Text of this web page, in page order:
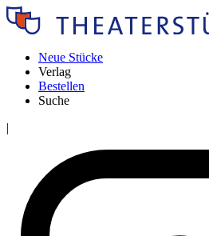
Neue Stücke
Verlag
Bestellen
Suche
|